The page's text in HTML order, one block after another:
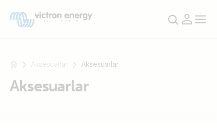
Aksesuarlar Aksesuarlar
Aksesuarlar